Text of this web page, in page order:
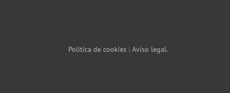
Política de cookies | Aviso legal.